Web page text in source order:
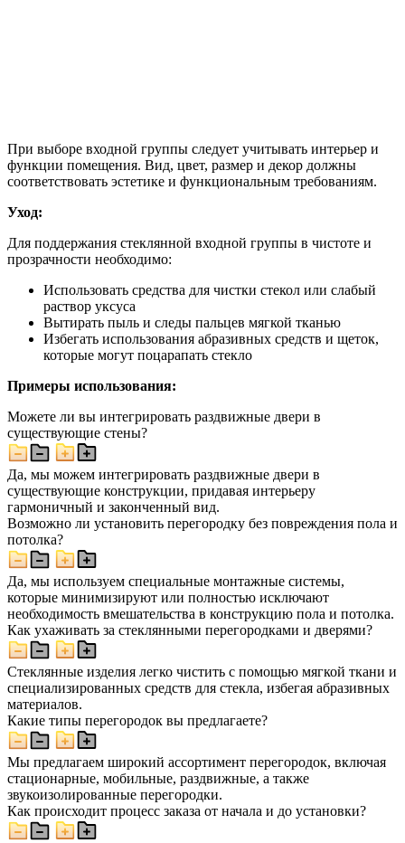
При выборе входной группы следует учитывать интерьер и
функции помещения. Вид, цвет, размер и декор должны
соответствовать эстетике и функциональным требованиям.
Уход:
Для поддержания стеклянной входной группы в чистоте и
прозрачности необходимо:
Использовать средства для чистки стекол или слабый
раствор уксуса
Вытирать пыль и следы пальцев мягкой тканью
Избегать использования абразивных средств и щеток,
которые могут поцарапать стекло
Примеры использования:
Можете ли вы интегрировать раздвижные двери в
существующие стены?
Да, мы можем интегрировать раздвижные двери в
существующие конструкции, придавая интерьеру
гармоничный и законченный вид.
Возможно ли установить перегородку без повреждения пола и
потолка?
Да, мы используем специальные монтажные системы,
которые минимизируют или полностью исключают
необходимость вмешательства в конструкцию пола и потолка.
Как ухаживать за стеклянными перегородками и дверями?
Стеклянные изделия легко чистить с помощью мягкой ткани и
специализированных средств для стекла, избегая абразивных
материалов.
Какие типы перегородок вы предлагаете?
Мы предлагаем широкий ассортимент перегородок, включая
стационарные, мобильные, раздвижные, а также
звукоизолированные перегородки.
Как происходит процесс заказа от начала и до установки?